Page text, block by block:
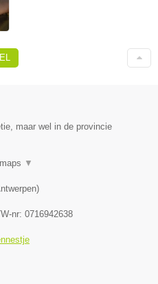
maar wel in de provincie
▼
)
nr: 0716942638